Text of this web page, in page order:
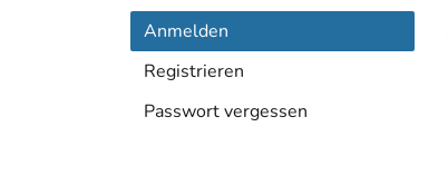
Anmelden
Registrieren
Passwort vergessen